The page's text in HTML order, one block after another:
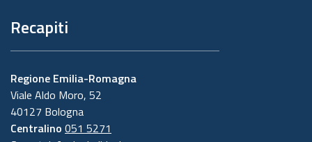
Recapiti
Regione Emilia-Romagna
Viale Aldo Moro, 52
40127 Bologna
Centralino 051 5271